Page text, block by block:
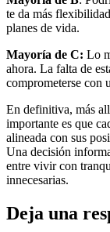
te da más
planes de vida.
Mayoría de C: Lo
ahora. La falta de
comprometerse con
En definitiva, más
importante es que
alineada con sus
Una decisión
entre vivir con
innecesarias.
Deja una